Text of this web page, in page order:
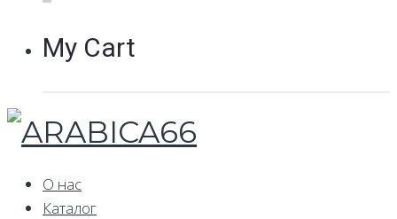
My Cart
О нас
Каталог